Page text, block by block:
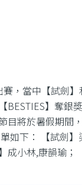
，當中【試劍
BESTIES】奪銀
目將於暑假期間
如下： 【試劍】
成小林,康韻瑜；